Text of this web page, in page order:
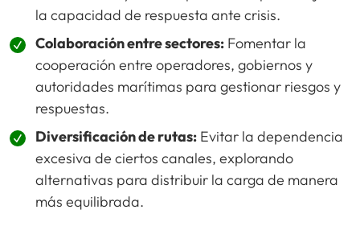
la capacidad de respuesta ante crisis.
Colaboración entre sectores: Fomentar la
cooperación entre operadores, gobiernos y
autoridades marítimas para gestionar riesgos y
respuestas.
Diversificación de rutas: Evitar la dependencia
excesiva de ciertos canales, explorando
alternativas para distribuir la carga de manera
más equilibrada.